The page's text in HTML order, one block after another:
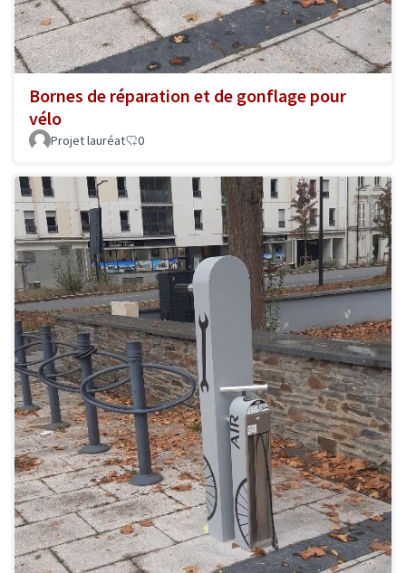
Bornes de réparation et de gonflage pour
vélo
Projet lauréat 0